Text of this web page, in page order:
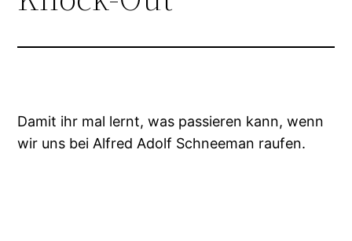
Damit ihr mal lernt, was passieren kann, wenn
wir uns bei Alfred Adolf Schneeman raufen.